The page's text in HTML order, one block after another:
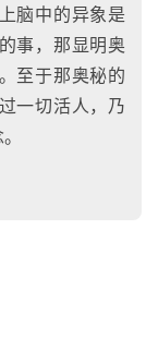
脑中的异象是
事，那显明奥
至于那奥秘的
一切活人，乃